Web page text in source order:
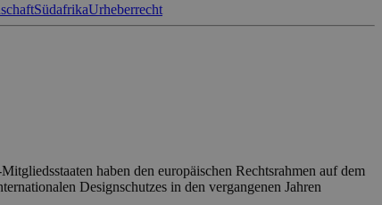
SüdafrikaUrheberrecht
haben den europäischen Rechtsrahmen auf dem
Designschutzes in den vergangenen Jahren